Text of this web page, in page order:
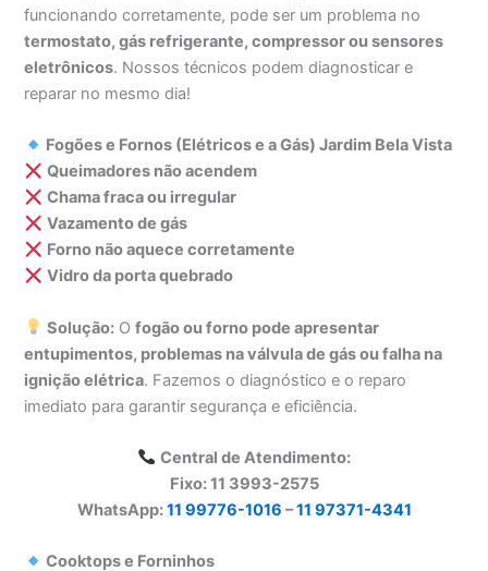
funcionando corretamente, pode ser um problema no
termostato, gás refrigerante, compressor ou sensores
eletrônicos. Nossos técnicos podem diagnosticar e
reparar no mesmo dia!
Fogões e Fornos (Elétricos e a Gás) Jardim Bela Vista
Queimadores não acendem
Chama fraca ou irregular
Vazamento de gás
Forno não aquece corretamente
Vidro da porta quebrado
Solução: Ofogão ou forno pode apresentar
entupimentos, problemas na válvula de gás ou falha na
ignição elétrica. Fazemos o diagnóstico e o reparo
imediato para garantir segurança e eficiência.
Central de Atendimento:
Fixo: 11 3993-2575
WhatsApp:11 99776-1016 –11 97371-4341
Cooktops e Forninhos